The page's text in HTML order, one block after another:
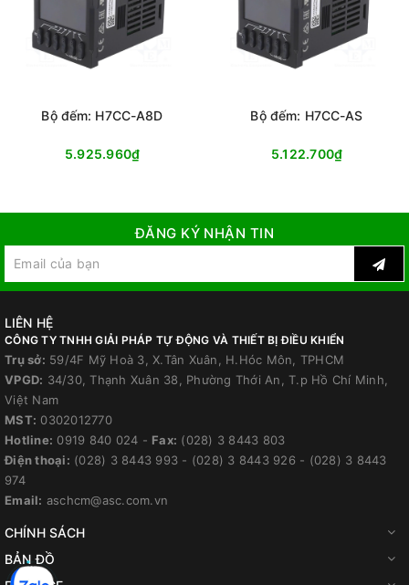
Bộ đếm: H7CC-A8D
5.925.960₫
Bộ đếm: H7CC-AS
5.122.700₫
ĐĂNG KÝ NHẬN TIN
LIÊN HỆ
CÔNG TY TNHH GIẢI PHÁP TỰ ĐỘNG VÀ THIẾT BỊ ĐIỀU KHIỂN
Trụ sở: 59/4F Mỹ Hoà 3, X.Tân Xuân, H.Hóc Môn, TPHCM
VPGD: 34/30, Thạnh Xuân 38, Phường Thới An, T.p Hồ Chí Minh,
Việt Nam
MST: 0302012770
Hotline: 0919 840 024 - Fax: (028) 3 8443 803
Điện thoại: (028) 3 8443 993 - (028) 3 8443 926 - (028) 3 8443
974
Email: aschcm@asc.com.vn
CHÍNH SÁCH
BẢN ĐỒ